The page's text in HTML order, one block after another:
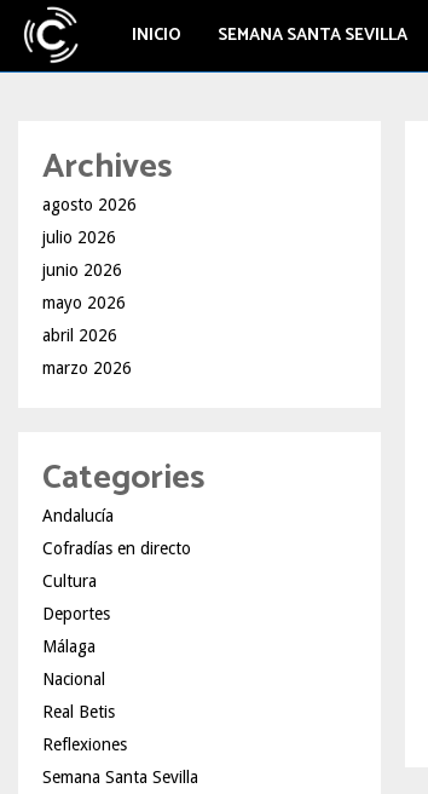
INICIO SEMANA SANTA SEVILLA
Archives
agosto 2026
julio 2026
junio 2026
mayo 2026
abril 2026
marzo 2026
Categories
Andalucía
Cofradías en directo
Cultura
Deportes
Málaga
Nacional
Real Betis
Reflexiones
Semana Santa Sevilla